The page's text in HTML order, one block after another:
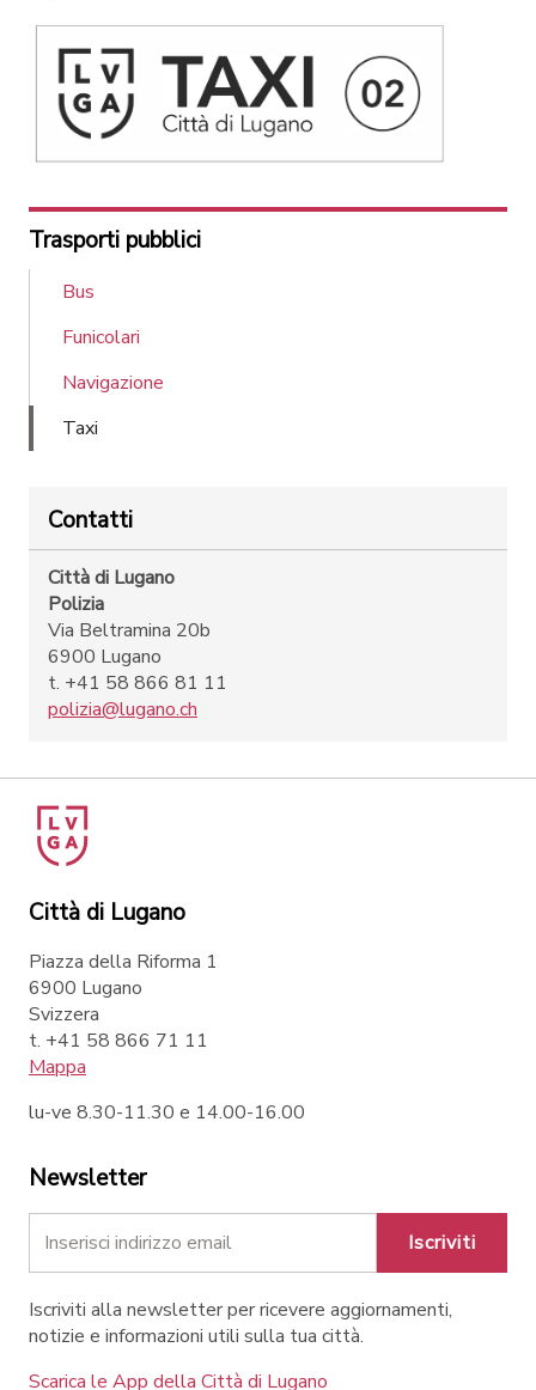
Trasporti pubblici
Bus
Funicolari
Navigazione
Taxi
Contatti
Città di Lugano
Polizia
Via Beltramina 20b
6900 Lugano
t. +41 58 866 81 11
polizia@lugano.ch
Città di Lugano
Piazza della Riforma 1
6900 Lugano
Svizzera
t. +41 58 866 71 11
Mappa
lu-ve 8.30-11.30 e 14.00-16.00
Newsletter
Iscriviti
Iscriviti alla newsletter per ricevere aggiornamenti,
notizie e informazioni utili sulla tua città.
Scarica le App della Città di Lugano